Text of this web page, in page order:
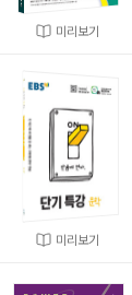
미리보기
미리보기